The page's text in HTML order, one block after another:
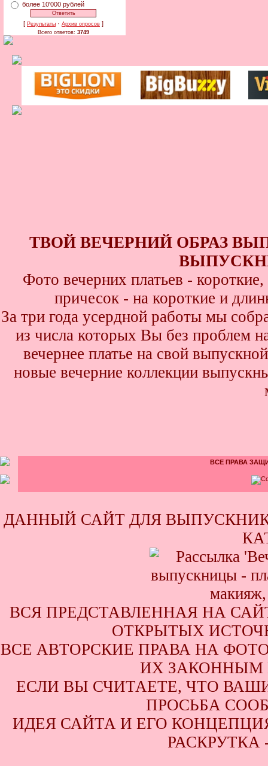
более 10'000 рублей
[ Результаты · Архив опросов ]
Всего ответов: 3749
ТВОЙ ВЕЧЕРНИЙ ОБРАЗ
Фото вечерних платьев -
причесок - на короткие и
За три года усердной работы мы
из числа которых Вы без проблем
вечернее платье на свой
новые вечерние коллекции
ВСЕ ПРАВА
ДАННЫЙ САЙТ ДЛЯ
ВСЯ ПРЕДСТАВЛЕННАЯ НА
ОТКРЫТЫХ
ВСЕ АВТОРСКИЕ ПРАВА НА
ИХ ЗАКОННЫМ
ЕСЛИ ВЫ СЧИТАЕТЕ, ЧТО
ПРОСЬБА
ИДЕЯ САЙТА И ЕГО КОНЦЕПЦИЯ
РАСКРУТКА -